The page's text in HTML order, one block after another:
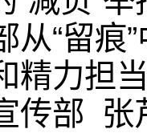
从“留
精力担
传部